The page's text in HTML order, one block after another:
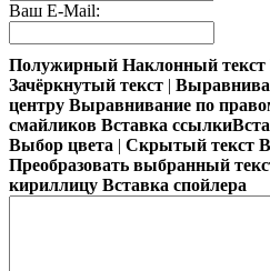
Короткие и веселые стихи
Стихи про зверей
Читаем по слогам небольшие
Ваш E-Mail:
Полужирный Наклонный текст
Зачёркнутый текст |
центру Выравнивание по
смайликов Вставка ссылки
Выбор цвета | Скрытый текст
Преобразовать выбранный
кириллицу Вставка спойлера